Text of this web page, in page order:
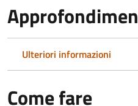
Ulteriori informazioni
Come fare